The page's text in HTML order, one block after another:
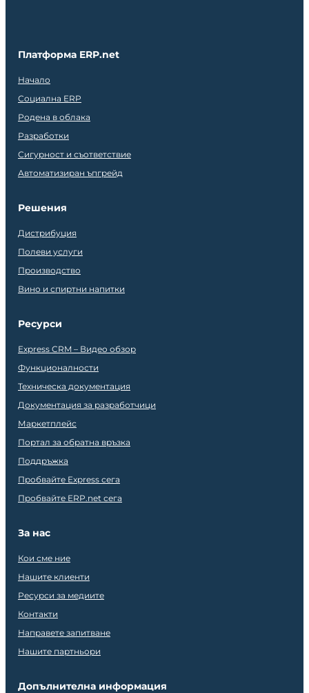
Платформа ERP.net
Начало
Социална ERP
Родена в облака
Разработки
Сигурност и съответствие
Автоматизиран ъпгрейд
Решения
Дистрибуция
Полеви услуги
Производство
Вино и спиртни напитки
Ресурси
Express CRM – Видео обзор
Функционалности
Техническа документация
Документация за разработчици
Маркетплейс
Портал за обратна връзка
Поддръжка
Пробвайте Express сега
Пробвайте ERP.net сега
За нас
Кои сме ние
Нашите клиенти
Ресурси за медиите
Контакти
Направете запитване
Нашите партньори
Допълнителна информация